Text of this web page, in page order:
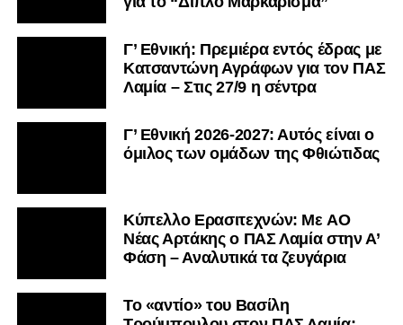
Γ’ Εθνική: Πρεμιέρα εντός έδρας με
Κατσαντώνη Αγράφων για τον ΠΑΣ
Λαμία – Στις 27/9 η σέντρα
Γ’ Εθνική 2026-2027: Αυτός είναι ο
όμιλος των ομάδων της Φθιώτιδας
Kύπελλο Ερασιτεχνών: Με AO
Nέας Αρτάκης ο ΠΑΣ Λαμία στην Α’
Φάση – Αναλυτικά τα ζευγάρια
Το «αντίο» του Βασίλη